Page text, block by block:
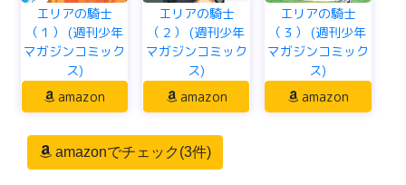
エリアの騎士
（１） (週刊少年
マガジンコミック
ス)
amazon
エリアの騎士
（２） (週刊少年
マガジンコミック
ス)
amazon
エリアの騎士
（３） (週刊少年
マガジンコミック
ス)
amazon
amazonでチェック(3件)